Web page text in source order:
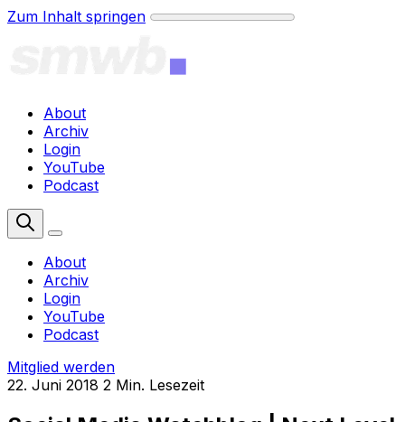
Zum Inhalt springen
About
Archiv
Login
YouTube
Podcast
About
Archiv
Login
YouTube
Podcast
Mitglied werden
22. Juni 2018 2 Min. Lesezeit